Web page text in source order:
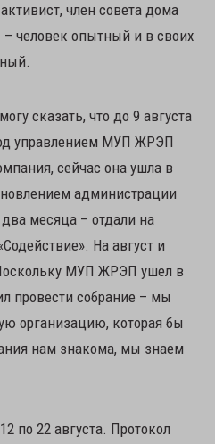
член совета дома
человек опытный и в своих
сказать, что до 9 августа
управлением МУП ЖРЭП
сейчас она ушла в
администрации
месяца – отдали на
На август и
МУП ЖРЭП ушел в
провести собрание – мы
организацию, которая бы
нам знакома, мы знаем
по 22 августа. Протокол